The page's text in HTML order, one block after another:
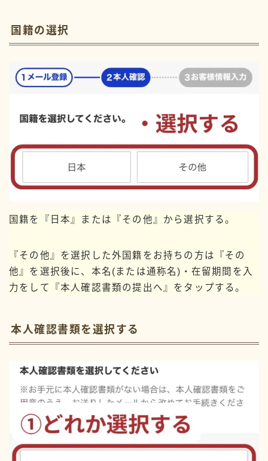
国籍の選択
国籍を『日本』または『その他』から選択する。
『その他』を選択した外国籍をお持ちの方は『その
他』を選択後に、本名(または通称名)・在留期間を入
力をして『本人確認書類の提出へ』をタップする。
本人確認書類を選択する